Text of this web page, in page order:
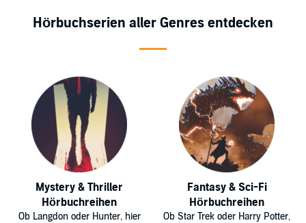
Hörbuchserien aller Genres entdecken
Mystery & Thriller
Hörbuchreihen
Ob Langdon oder Hunter, hier
Fantasy & Sci-Fi
Hörbuchreihen
Ob Star Trek oder Harry Potter,